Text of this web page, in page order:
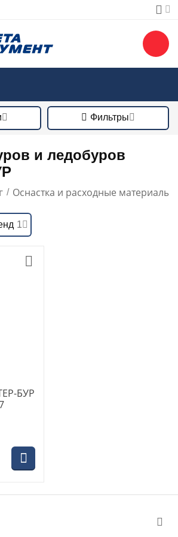
Фильтры
и ледобуров
/ Оснастка и расходные материалы
1
БУР